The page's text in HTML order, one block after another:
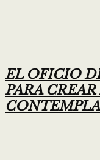
EL OFICIO
PARA